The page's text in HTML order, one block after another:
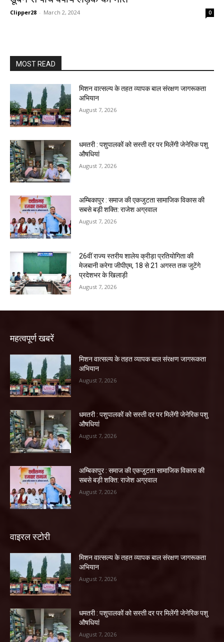
Clipper28 - March 2, 2024 0
MOST READ
मिशन वात्सल्य के तहत व्यापक बाल संरक्षण जागरूकता
अभियान
August 7, 2026
धमतरी : पशुपालकों को सस्ती दर पर मिलेंगी जेनेरिक पशु
औषधियां
August 7, 2026
अम्बिकापुर : समाज की एकजुटता सामाजिक विकास की
सबसे बड़ी शक्ति: राजेश अग्रवाल
August 7, 2026
26वीं राज्य स्तरीय शालेय क्रीड़ा प्रतियोगिता की
मेजबानी करेगा जीपीएम, 18 से 21 अगस्त तक जुटेंगे
प्रदेशभर के खिलाड़ी
August 7, 2026
महत्वपूर्ण खबरें
मिशन वात्सल्य के तहत व्यापक बाल संरक्षण जागरूकता
अभियान
August 7, 2026
धमतरी : पशुपालकों को सस्ती दर पर मिलेंगी जेनेरिक पशु
औषधियां
August 7, 2026
अम्बिकापुर : समाज की एकजुटता सामाजिक विकास की
सबसे बड़ी शक्ति: राजेश अग्रवाल
August 7, 2026
वाइरल स्टोरी
मिशन वात्सल्य के तहत व्यापक बाल संरक्षण जागरूकता
अभियान
August 7, 2026
धमतरी : पशुपालकों को सस्ती दर पर मिलेंगी जेनेरिक पशु
औषधियां
August 7, 2026